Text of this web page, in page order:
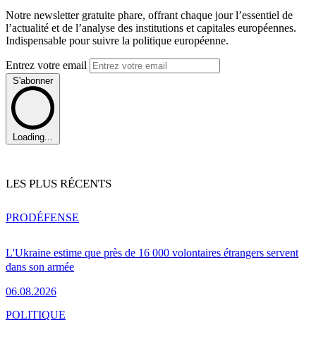
Notre newsletter gratuite phare, offrant chaque jour l’essentiel de
l’actualité et de l’analyse des institutions et capitales européennes.
Indispensable pour suivre la politique européenne.
Entrez votre email
S'abonner
Loading...
LES PLUS RÉCENTS
L'Ukraine estime que près de 16 000 volontaires étrangers servent
dans son armée
06.08.2026
PRODÉFENSE
POLITIQUE